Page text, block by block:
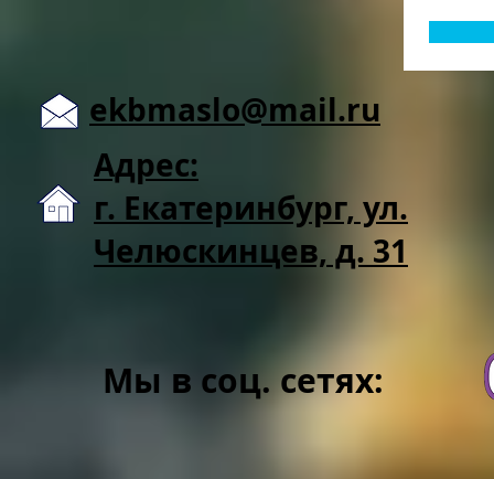
ekbmaslo@mail.ru
Адрес:
г. Екатеринбург, ул.
Челюскинцев, д. 31
Мы в соц. сетях: